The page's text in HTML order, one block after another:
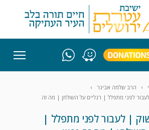
הרב שלמה אבינר
לפני מתפלל | רגליים על השולחן | מה זה
| לעבור לפני מתפלל |